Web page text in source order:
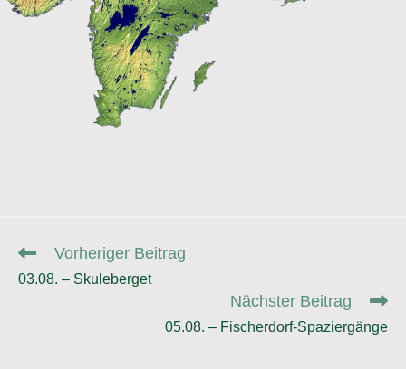
Weitere
ansehen
Vorheriger Beitrag
03.08. – Skuleberget
Nächster Beitrag
05.08. – Fischerdorf-Spaziergänge